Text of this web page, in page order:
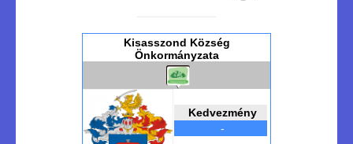
Kisasszond Község
Önkormányzata
Kedvezmény
-